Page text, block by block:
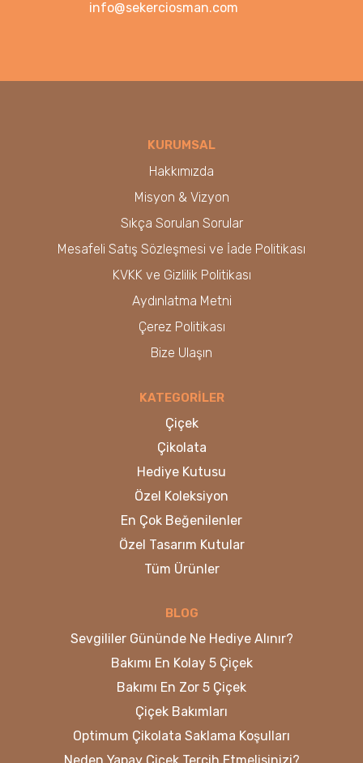
info@sekerciosman.com
KURUMSAL
Hakkımızda
Misyon & Vizyon
Sıkça Sorulan Sorular
Mesafeli Satış Sözleşmesi ve İade Politikası
KVKK ve Gizlilik Politikası
Aydınlatma Metni
Çerez Politikası
Bize Ulaşın
KATEGORİLER
Çiçek
Çikolata
Hediye Kutusu
Özel Koleksiyon
En Çok Beğenilenler
Özel Tasarım Kutular
Tüm Ürünler
BLOG
Sevgililer Gününde Ne Hediye Alınır?
Bakımı En Kolay 5 Çiçek
Bakımı En Zor 5 Çiçek
Çiçek Bakımları
Optimum Çikolata Saklama Koşulları